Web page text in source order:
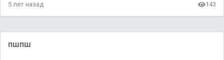
5 лет назад 143
пшпш